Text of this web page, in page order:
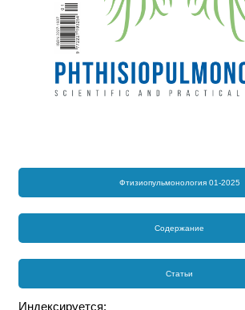
Фтизиопульмонология 01-2025
Содержание
Статьи
Индексируется: